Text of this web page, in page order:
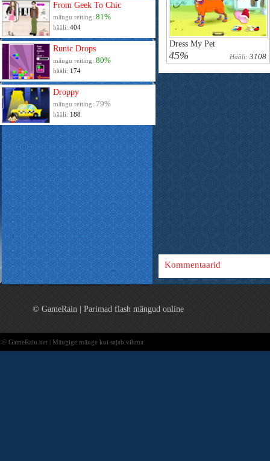
From Geek To Chic
mängu reiting: 81%
hääli: 404
Runic Drops
mängu reiting: 80%
hääli: 174
Droppy
mängu reiting: 79%
hääli: 188
Dress My Pet
45% Hääli: 3108
Kommentaarid
© GameRain | Parimad flash mängud online
© GameRain.net | Mängige mänge kui sajab vihma